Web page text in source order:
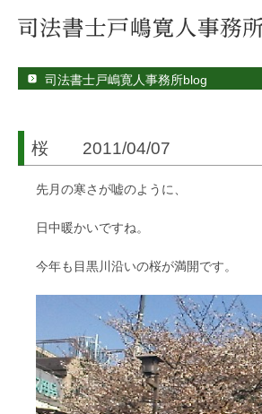
司法書士戸嶋寛人事務所blog
桜 2011/04/07
先月の寒さが嘘のように、
日中暖かいですね。
今年も目黒川沿いの桜が満開です。